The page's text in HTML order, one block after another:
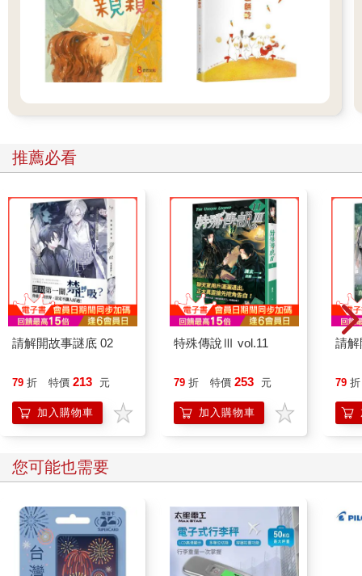
推薦必看
請解開故事謎底 02
79 折 特價 213 元
加入購物車
特殊傳說Ⅲ vol.11
79 折 特價 253 元
加入購物車
請解
79 折
您可能也需要